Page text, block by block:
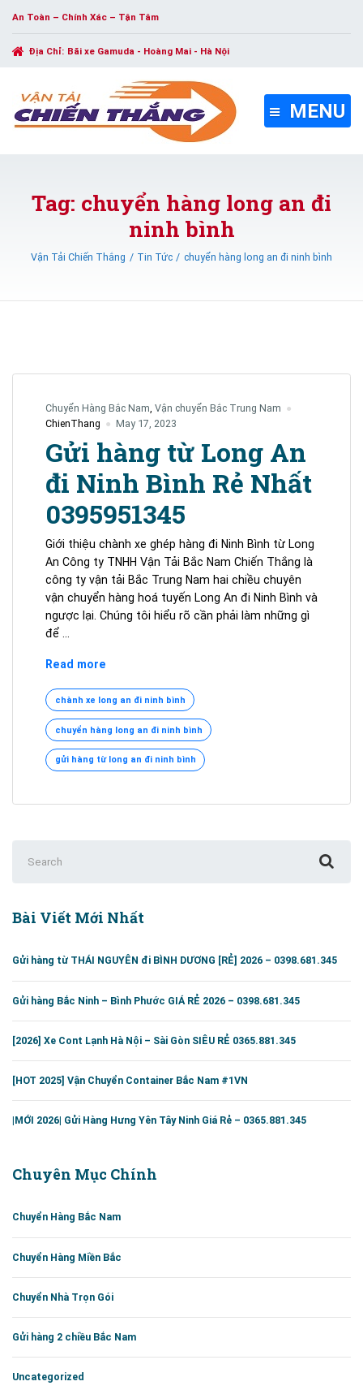
An Toàn – Chính Xác – Tận Tâm
Địa Chỉ: Bãi xe Gamuda - Hoàng Mai - Hà Nội
MENU
Tag: chuyển hàng long an đi
ninh bình
Vận Tải Chiến Thắng Tin Tức chuyển hàng long an đi ninh bình
Chuyển Hàng Bắc Nam, Vận chuyển Bắc Trung Nam
ChienThang
May 17, 2023
Gửi hàng từ Long An
đi Ninh Bình Rẻ Nhất
0395951345
Giới thiệu chành xe ghép hàng đi Ninh Bình từ Long
An Công ty TNHH Vận Tải Bắc Nam Chiến Thắng là
công ty vận tải Bắc Trung Nam hai chiều chuyên
vận chuyển hàng hoá tuyến Long An đi Ninh Bình và
ngược lại. Chúng tôi hiểu rõ cần phải làm những gì
để …
Read more
từ
Long
An
đi
Ninh
Rẻ
chành xe long an đi ninh bình
chuyển hàng long an đi ninh bình
gửi hàng từ long an đi ninh bình
for:
Bài Viết Mới Nhất
Gửi hàng từ THÁI NGUYÊN đi BÌNH DƯƠNG [RẺ] 2026 – 0398.681.345
Gửi hàng Bắc Ninh – Bình Phước GIÁ RẺ 2026 – 0398.681.345
[2026] Xe Cont Lạnh Hà Nội – Sài Gòn SIÊU RẺ 0365.881.345
[HOT 2025] Vận Chuyển Container Bắc Nam #1VN
|MỚI 2026| Gửi Hàng Hưng Yên Tây Ninh Giá Rẻ – 0365.881.345
Chuyên Mục Chính
Chuyển Hàng Bắc Nam
Chuyển Hàng Miền Bắc
Chuyển Nhà Trọn Gói
Gửi hàng 2 chiều Bắc Nam
Uncategorized